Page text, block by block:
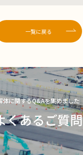
一覧に戻る
体に関するQ&Aを集めました
くあるご質問